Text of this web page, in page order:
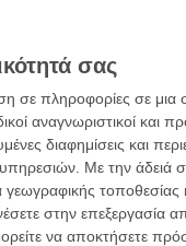
σας
σε πληροφορίες σε
αναγνωριστικοί και
διαφημίσεις και
Με την άδειά
τοποθεσίας
στην επεξεργασία
να αποκτήσετε
και
τον
Βιμ